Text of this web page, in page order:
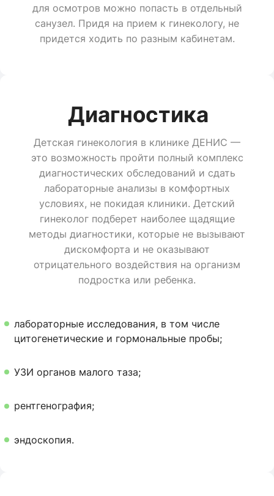
для осмотров можно попасть в отдельный
санузел. Придя на прием к гинекологу, не
придется ходить по разным кабинетам.
Диагностика
Детская гинекология в клинике ДЕНИС —
это возможность пройти полный комплекс
диагностических обследований и сдать
лабораторные анализы в комфортных
условиях, не покидая клиники. Детский
гинеколог подберет наиболее щадящие
методы диагностики, которые не вызывают
дискомфорта и не оказывают
отрицательного воздействия на организм
подростка или ребенка.
лабораторные исследования, в том числе
цитогенетические и гормональные пробы;
УЗИ органов малого таза;
рентгенография;
эндоскопия.